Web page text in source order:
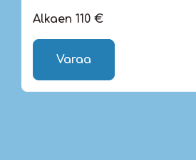
Alkaen 110 €
Varaa